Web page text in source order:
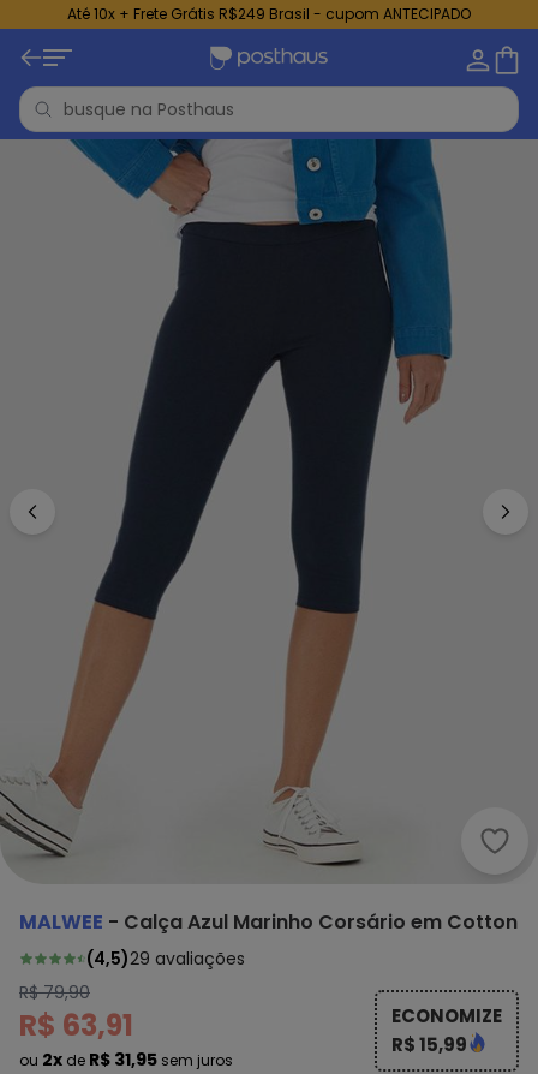
Até 10x + Frete Grátis R$249 Brasil - cupom ANTECIPADO
MALWEE - Calça Azul Marinho Corsário em Cotton
(4,5)29 avaliações
R$ 79,90
R$ 63,91
ou 2x de R$ 31,95 sem juros
ECONOMIZE
R$ 15,99